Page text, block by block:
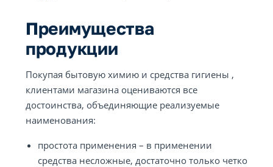
Преимущества
продукции
Покупая бытовую химию и средства гигиены ,
клиентами магазина оцениваются все
достоинства, объединяющие реализуемые
наименования:
простота применения – в применении
средства несложные, достаточно только четко